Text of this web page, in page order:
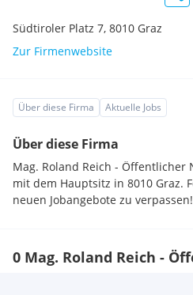
Südtiroler Platz 7, 8010 Graz
Zur Firmenwebsite
Über diese Firma Aktuelle Jobs
Über diese Firma
Mag. Roland Reich -
mit dem Hauptsitz in 8010 Graz.
neuen Jobangebote zu verpassen!
0 Mag. Roland Reich -